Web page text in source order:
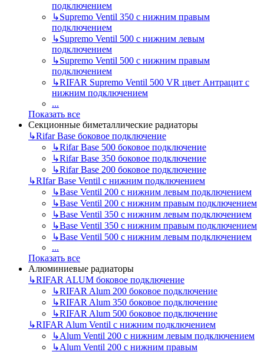
подключением
↳Supremo Ventil 350 с нижним правым
подключением
↳Supremo Ventil 500 с нижним левым
подключением
↳Supremo Ventil 500 с нижним правым
подключением
↳RIFAR Supremo Ventil 500 VR цвет Антрацит с
нижним подключением
...
Показать все
Секционные биметаллические радиаторы
↳Rifar Base боковое подключение
↳Rifar Base 500 боковое подключение
↳Rifar Base 350 боковое подключение
↳Rifar Base 200 боковое подключение
↳RIfar Base Ventil с нижним подключением
↳Base Ventil 200 с нижним левым подключением
↳Base Ventil 200 с нижним правым подключением
↳Base Ventil 350 с нижним левым подключением
↳Base Ventil 350 с нижним правым подключением
↳Base Ventil 500 с нижним левым подключением
...
Показать все
Алюминиевые радиаторы
↳RIFAR ALUM боковое подключение
↳RIFAR Alum 200 боковое подключение
↳RIFAR Alum 350 боковое подключение
↳RIFAR Alum 500 боковое подключение
↳RIFAR Alum Ventil с нижним подключением
↳Alum Ventil 200 с нижним левым подключением
↳Alum Ventil 200 с нижним правым